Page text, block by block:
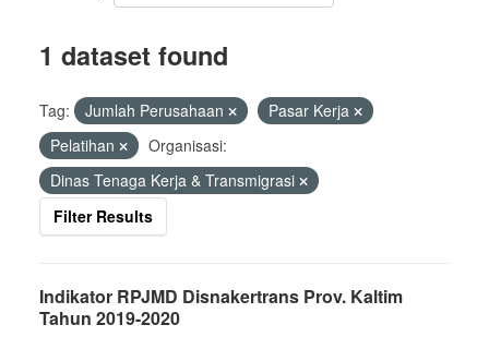
1 dataset found
Tag: Jumlah Perusahaan
Pasar Kerja
Pelatihan
Organisasi:
Dinas Tenaga Kerja & Transmigrasi
Filter Results
Indikator RPJMD Disnakertrans Prov. Kaltim
Tahun 2019-2020